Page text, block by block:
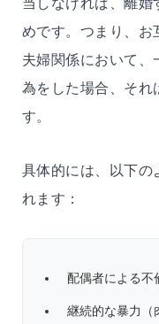
めです。つまり、お
夫婦関係において、
為をした場合、それ
す。
具体的には、以下の
れます：
配偶者による不
継続的な暴力（